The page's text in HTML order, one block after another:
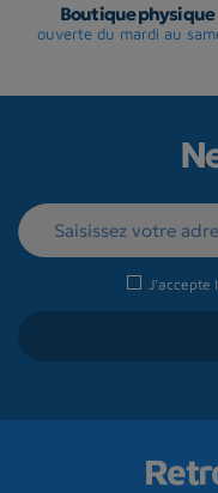
Boutique physique
ouverte du mardi au
J'accepte